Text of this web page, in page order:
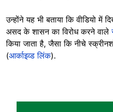
उन्होंने यह भी बताया कि वीडियो में
असद के शासन का विरोध करने वाले
किया जाता है, जैसा कि नीचे
(आर्काइव्ड लिंक).